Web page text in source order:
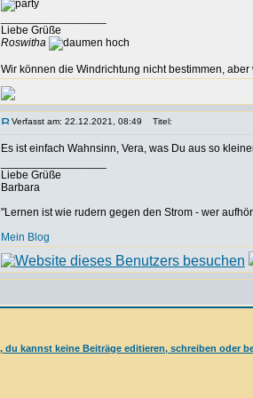
Liebe Grüße
Roswitha
Wir können die Windrichtung nicht bestimmen,
Verfasst am: 22.12.2021, 08:49 Titel:
Es ist einfach Wahnsinn, Vera, was Du aus so
Liebe Grüße
Barbara
"Lernen ist wie rudern gegen den Strom - wer
Mein Blog